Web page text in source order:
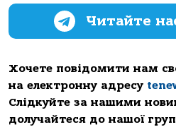
Читайте
Хочете повідомити нам
на електронну адресу
Слідкуйте за нашими
долучайтеся до нашої